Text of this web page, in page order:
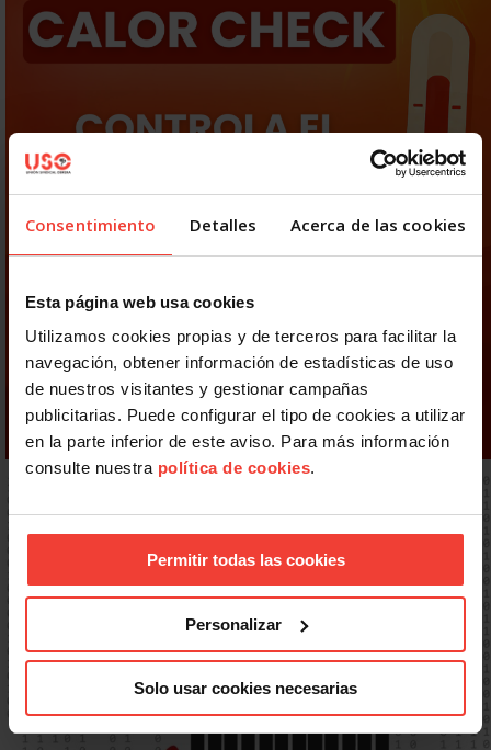
Consentimiento Detalles Acerca de las cookies
Esta página web usa cookies
Utilizamos cookies propias y de terceros para facilitar la
navegación, obtener información de estadísticas de uso
de nuestros visitantes y gestionar campañas
publicitarias. Puede configurar el tipo de cookies a utilizar
en la parte inferior de este aviso. Para más información
consulte nuestra política de cookies.
Permitir todas las cookies
Personalizar
Solo usar cookies necesarias